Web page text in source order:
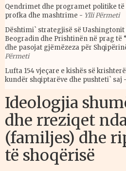
Qendrimet dhe programet politike të
profka dhe mashtrime - Ylli Përmeti
Dështimi` strategjisë së
Beogradin dhe Prishtinën në prag të
dhe pasojat gjëmëzeza për
Përmeti
Lufta 154 vjeçare e kishës së
kundër shqiptarëve dhe pushteti` saj -
Ideologjia
dhe rreziqet
(familjes) dhe
të shoqërisë